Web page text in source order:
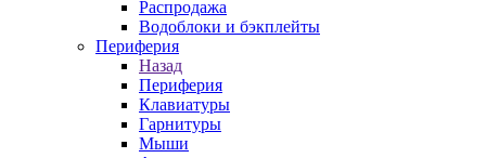
Распродажа
Водоблоки и бэкплейты
Периферия
Назад
Периферия
Клавиатуры
Гарнитуры
Мыши